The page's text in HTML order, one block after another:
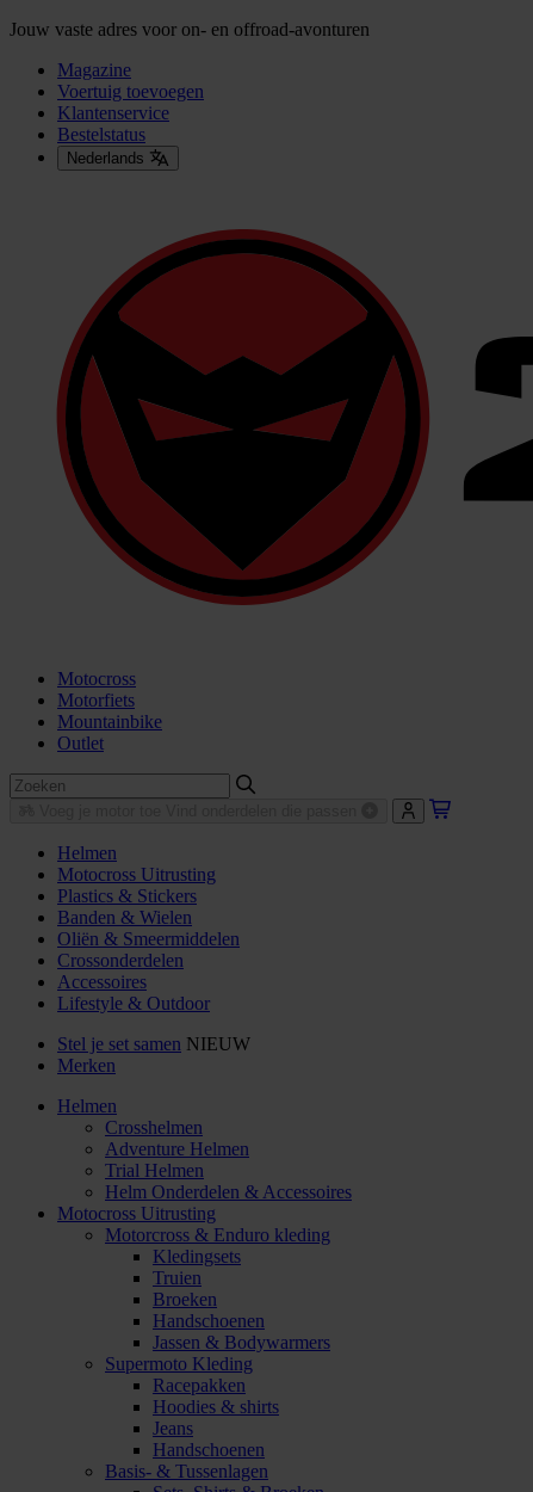
Jouw vaste adres voor on- en offroad-avonturen
Magazine
Voertuig toevoegen
Klantenservice
Bestelstatus
Nederlands
Motocross
Motorfiets
Mountainbike
Outlet
Helmen
Motocross Uitrusting
Plastics & Stickers
Banden & Wielen
Oliën & Smeermiddelen
Crossonderdelen
Accessoires
Lifestyle & Outdoor
Stel je set samen NIEUW
Merken
Helmen
Crosshelmen
Adventure Helmen
Trial Helmen
Helm Onderdelen & Accessoires
Motocross Uitrusting
Motorcross & Enduro kleding
Kledingsets
Truien
Broeken
Handschoenen
Jassen & Bodywarmers
Supermoto Kleding
Racepakken
Hoodies & shirts
Jeans
Handschoenen
Basis- & Tussenlagen